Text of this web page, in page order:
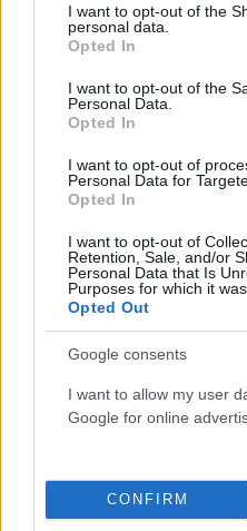
not limited to your visit or
grant or deny consent to
use your data for below
consent section.
I want to opt-out of the
personal data.
Opted In
I want to opt-out of the
Personal Data.
Opted In
I want to opt-out of
Personal Data for
Opted In
I want to opt-out of
Retention, Sale, and/or
Personal Data that Is
Purposes for which it
Opted Out
Google consents
I want to allow my user
Google for online
CONFIRM
«Ευθύνη μας είναι να
των πολιτών»
ΑΝΑΡΤΗΘΗΚΕ ΑΠΟNEWSROOM 30
ακόμη πιο αυστηρά